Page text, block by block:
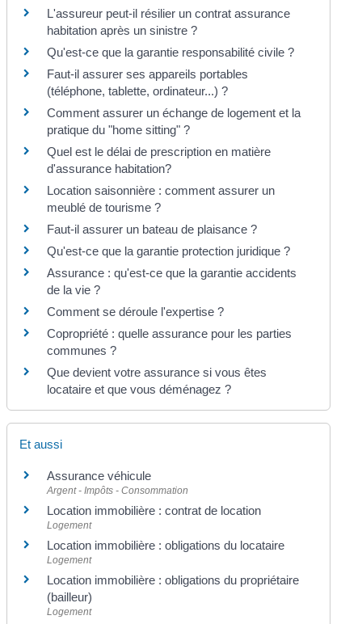
L'assureur peut-il résilier un contrat assurance
habitation après un sinistre ?
Qu'est-ce que la garantie responsabilité civile ?
Faut-il assurer ses appareils portables
(téléphone, tablette, ordinateur...) ?
Comment assurer un échange de logement et la
pratique du "home sitting" ?
Quel est le délai de prescription en matière
d'assurance habitation?
Location saisonnière : comment assurer un
meublé de tourisme ?
Faut-il assurer un bateau de plaisance ?
Qu'est-ce que la garantie protection juridique ?
Assurance : qu'est-ce que la garantie accidents
de la vie ?
Comment se déroule l'expertise ?
Copropriété : quelle assurance pour les parties
communes ?
Que devient votre assurance si vous êtes
locataire et que vous déménagez ?
Et aussi
Assurance véhicule
Argent - Impôts - Consommation
Location immobilière : contrat de location
Logement
Location immobilière : obligations du locataire
Logement
Location immobilière : obligations du propriétaire
(bailleur)
Logement